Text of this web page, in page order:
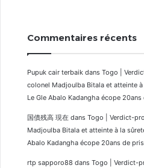
Commentaires récents
Pupuk cair terbaik dans Togo |
colonel Madjoulba Bitala et atteinte à
Le Gle Abalo Kadangha écope
国債残高 現在 dans Togo | Verdict-
Madjoulba Bitala et atteinte à la
Abalo Kadangha écope 20ans de
rtp sapporo88 dans Togo | Verdict-